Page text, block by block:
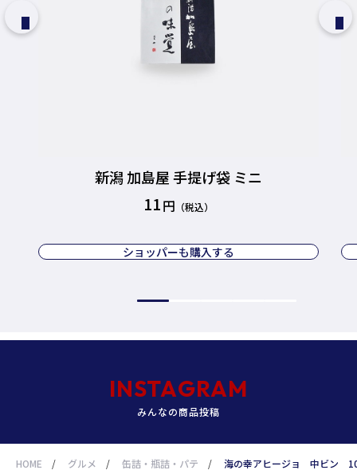
HOME / グルメ / 缶詰・瓶詰・パテ /
海の幸アヒージョ 中ビン
新潟 加島屋 手提げ袋 ミニ
11
ショッパーも購入する
INSTAGRAM
みんなの商品投稿